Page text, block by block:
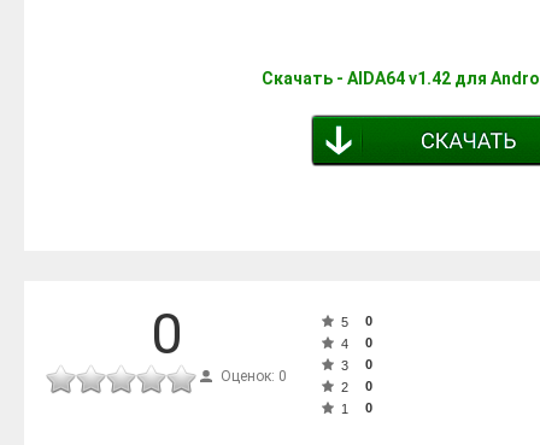
Скачать - AIDA64 v1.42 для
0
Оценок: 0
5
0
4
0
3
0
2
0
1
0